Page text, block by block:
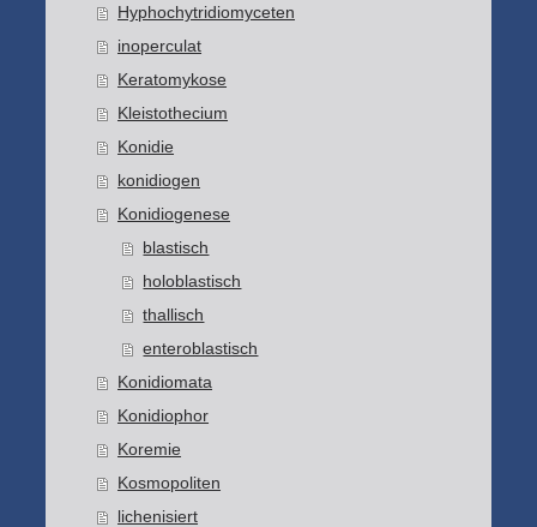
Hyphochytridiomyceten
inoperculat
Keratomykose
Kleistothecium
Konidie
konidiogen
Konidiogenese
blastisch
holoblastisch
thallisch
enteroblastisch
Konidiomata
Konidiophor
Koremie
Kosmopoliten
lichenisiert